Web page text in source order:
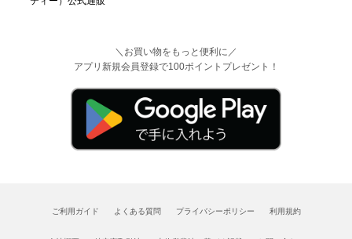
＼お買い物をもっと便利に／
アプリ新規会員登録で100ポイントプレゼント！
ご利用ガイド よくある質問 プライバシーポリシー 利用規約